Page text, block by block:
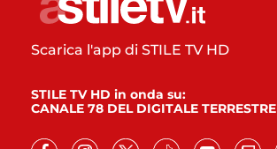
Scarica l'app di STILE TV HD
STILE TV HD in onda su:
CANALE 78 DEL DIGITALE TERRESTRE